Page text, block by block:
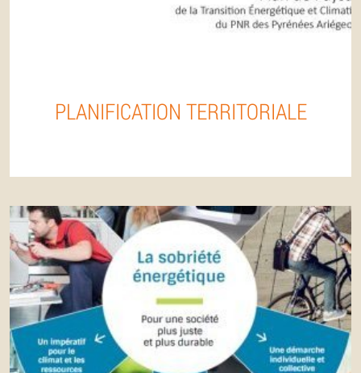
PLANIFICATION TERRITORIALE